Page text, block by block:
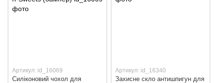
Артикул: id_16069
Силіконовий чохол для
Артикул: id_16340
Захисне скло антишпигун для